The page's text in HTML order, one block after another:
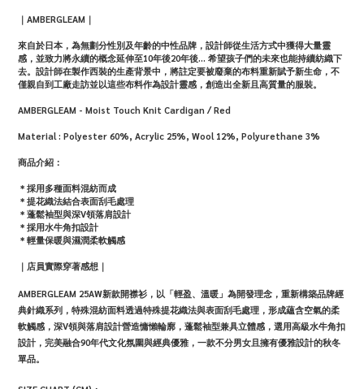
｜AMBERGLEAM｜
來自於日本，為無劃分性別及年齡的中性品牌，設計師從生活方式中獲得大量靈
感，並致力將永續的概念延伸至10年後20年後... 希望孩子們的未來也能持續紡織下
去。設計師在製作西裝的生產背景中，將註定要被廢棄的布料重新賦予新生命，不
僅親自到工廠走訪並以這些布料作為設計靈感，創造出全新且高質量的服裝。
AMBERGLEAM - Moist Touch Knit Cardigan / Red
Material : Polyester 60%, Acrylic 25%, Wool 12%, Polyurethane 3%
商品介紹：
＊採用多種面料混紡而成
＊提花織法結合表面刮毛處理
＊蓬鬆袖型與深V領落肩設計
＊採用水牛角扣設計
＊輕量保暖與濕潤柔軟觸感
｜店員實際穿著感想｜
AMBERGLEAM 25AW新款開襟衫，以「輕盈、溫暖」為開發理念，重新構築品牌經
典針織系列，特殊混紡面料透過特殊提花織法與表面刮毛處理，形成蘊含空氣的柔
軟觸感，深V領與落肩設計營造慵懶輪廓，蓬鬆袖型兼具立體感，選用高級水牛角扣
設計，完美融合90年代文化氛圍與經典優雅，一款不分男女且擁有優雅設計的秋冬
單品。